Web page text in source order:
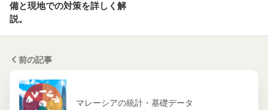
備と現地での対策を詳しく解
説。
前の記事
マレーシアの統計・基礎データ